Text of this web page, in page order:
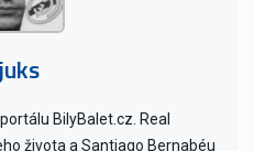
BilyBalet.cz. Real
života a Santiago Bernabéu